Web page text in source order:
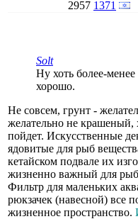
2957 1371
Solt
Ну хоть более-
хорошо.
Не совсем, грунт -
желательно не крашеный,
пойдет. Искусственные
ядовитые для рыб
кетайском подвале их
жизненно важный для
Фильтр для маленьких
рюкзачек (навесной) все
жизненное пространство.